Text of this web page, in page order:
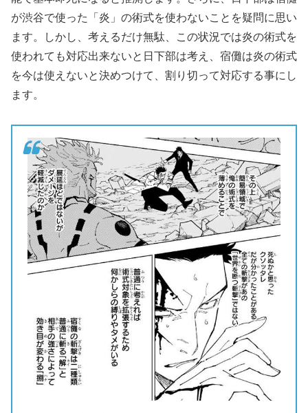
が渋谷で使った「炎」の術式を使わないことを疑問に思い
ます。しかし、考えるだけ無駄、この状況では炎の術式を
使われても対応出来ないと日下部は考え、宿儺は炎の術式
を今は使えないと決めつけて、割り切って対応する事にし
ます。